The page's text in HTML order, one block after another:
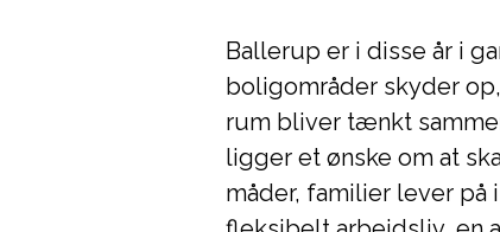
Ballerup er i disse år i
boligområder skyder
rum bliver tænkt
ligger et ønske om at
måder, familier lever